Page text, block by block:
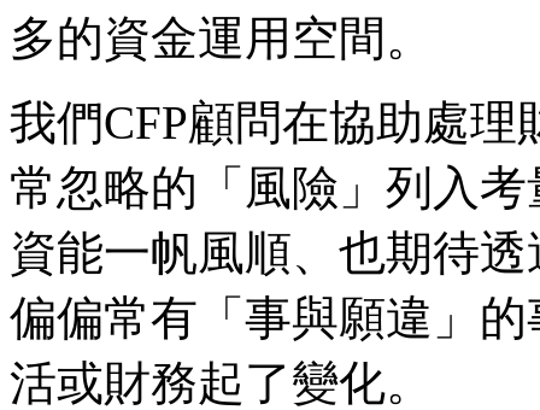
多的資金運用空間。
我們CFP顧問在協助處
常忽略的「風險」列入
資能一帆風順、也期待
偏偏常有「事與願違」
活或財務起了變化。